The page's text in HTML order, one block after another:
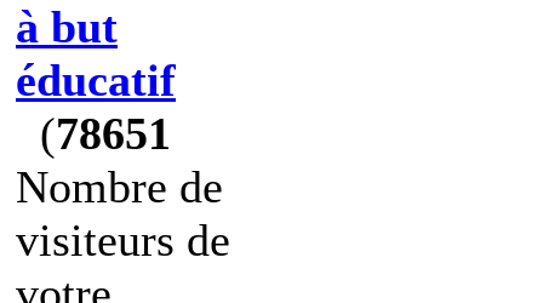
à but
éducatif
(78651
Nombre de
visiteurs de